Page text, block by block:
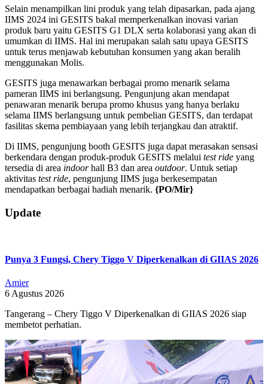
Selain menampilkan lini produk yang telah dipasarkan, pada ajang
IIMS 2024 ini GESITS bakal memperkenalkan inovasi varian
produk baru yaitu GESITS G1 DLX serta kolaborasi yang akan di
umumkan di IIMS. Hal ini merupakan salah satu upaya GESITS
untuk terus menjawab kebutuhan konsumen yang akan beralih
menggunakan Molis.
GESITS juga menawarkan berbagai promo menarik selama
pameran IIMS ini berlangsung. Pengunjung akan mendapat
penawaran menarik berupa promo khusus yang hanya berlaku
selama IIMS berlangsung untuk pembelian GESITS, dan terdapat
fasilitas skema pembiayaan yang lebih terjangkau dan atraktif.
Di IIMS, pengunjung booth GESITS juga dapat merasakan sensasi
berkendara dengan produk-produk GESITS melalui test ride yang
tersedia di area indoorhall B3 dan area outdoor. Untuk setiap
aktivitas test ride, pengunjung IIMS juga berkesempatan
mendapatkan berbagai hadiah menarik. {PO/Mir}
2024-
02-
Update
Punya 3 Fungsi, Chery Tiggo V Diperkenalkan di GIIAS 2026
Amier
6 Agustus 2026
Tangerang – Chery Tiggo V Diperkenalkan di GIIAS 2026 siap
membetot perhatian.